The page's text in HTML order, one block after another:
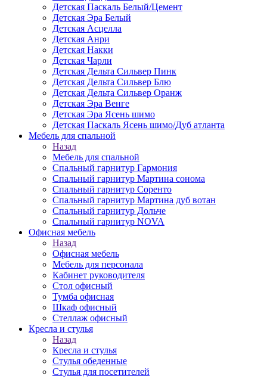
Детская Паскаль Белый/Цемент
Детская Эра Белый
Детская Асцелла
Детская Анри
Детская Накки
Детская Чарли
Детская Дельта Сильвер Пинк
Детская Дельта Сильвер Блю
Детская Дельта Сильвер Оранж
Детская Эра Венге
Детская Эра Ясень шимо
Детская Паскаль Ясень шимо/Дуб атланта
Мебель для спальной
Назад
Мебель для спальной
Спальный гарнитур Гармония
Спальный гарнитур Мартина сонома
Спальный гарнитур Соренто
Спальный гарнитур Мартина дуб вотан
Спальный гарнитур Дольче
Спальный гарнитур NOVA
Офисная мебель
Назад
Офисная мебель
Мебель для персонала
Кабинет руководителя
Стол офисный
Тумба офисная
Шкаф офисный
Стеллаж офисный
Кресла и стулья
Назад
Кресла и стулья
Стулья обеденные
Стулья для посетителей